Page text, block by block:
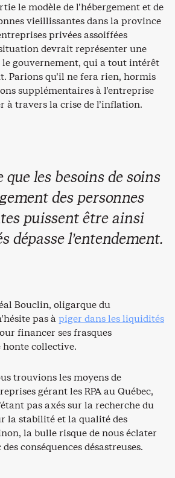
le modèle de l’hébergement et de
vieillissantes dans la province
privées assoiffées
devrait représenter une
gouvernement, qui a tout intérêt
Parions qu’il ne fera rien, hormis
supplémentaires à l’entreprise
à travers la crise de l’inflation.
les besoins de soins
des personnes
puissent être ainsi
dépasse l’entendement.
Bouclin, oligarque du
pas àpiger dans les liquidités
financer ses frasques
honte collective.
trouvions les moyens de
gérant les RPA au Québec,
pas axés sur la recherche du
la stabilité et la qualité des
la bulle risque de nous éclater
conséquences désastreuses.